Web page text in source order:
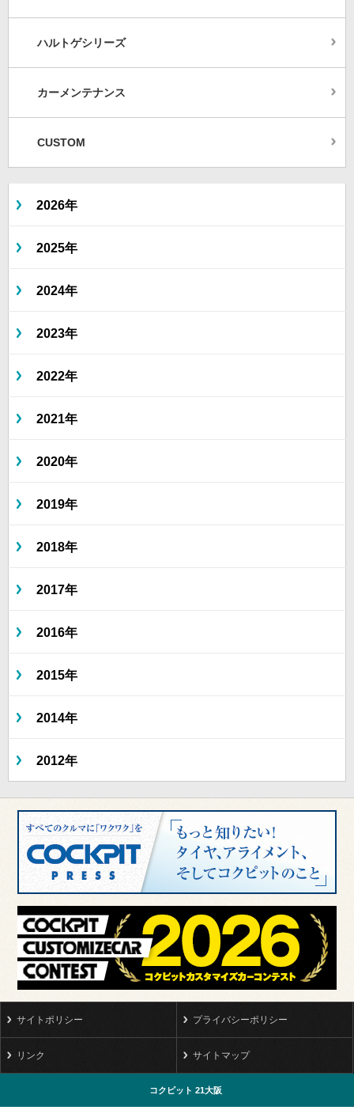
ハルトゲシリーズ
カーメンテナンス
CUSTOM
2026年
2025年
2024年
2023年
2022年
2021年
2020年
2019年
2018年
2017年
2016年
2015年
2014年
2012年
サイトポリシー プライバシーポリシー
リンク サイトマップ
コクピット 21大阪